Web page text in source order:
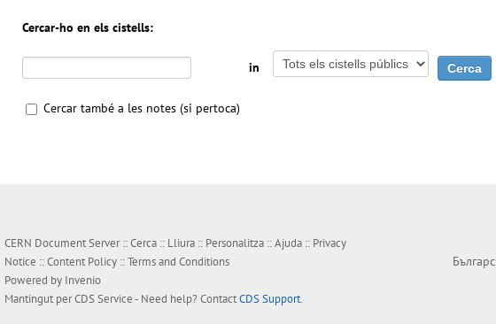
Cercar-ho en els cistells:
in
Cercar també a les notes (si pertoca)
CERN Document Server ::Cerca :: Lliura :: Personalitza ::Ajuda :: Privacy
Notice ::Content Policy ::Terms and Conditions
Powered by Invenio
Mantingut perCDS Service- Need help? ContactCDS Support.